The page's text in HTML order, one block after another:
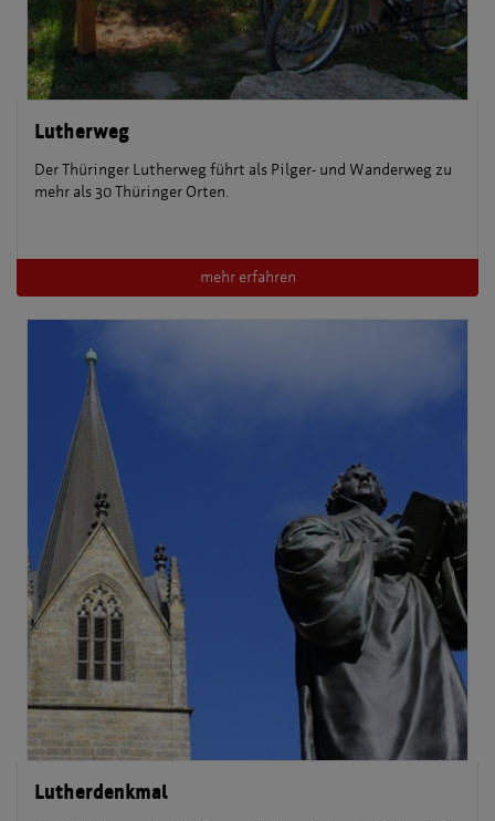
Lutherweg
Der Thüringer Lutherweg führt als Pilger- und Wanderweg zu
mehr als 30 Thüringer Orten.
mehr erfahren
Lutherdenkmal